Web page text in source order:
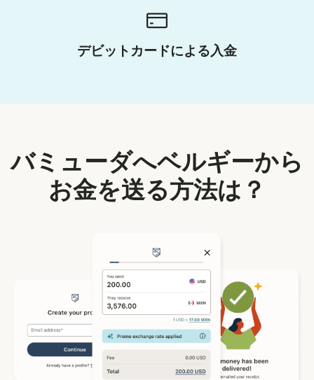
デビットカードによる入金
バミューダへベルギーから
お金を送る方法は？